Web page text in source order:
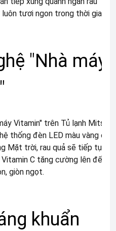
tươi ngon trong thời gian
"Nhà máy
Vitamin" trên Tủ lạnh
thống đèn LED màu vàng
Mặt trời, rau quả sẽ tiếp tục
C tăng cường lên đến
giòn ngọt.
khuẩn